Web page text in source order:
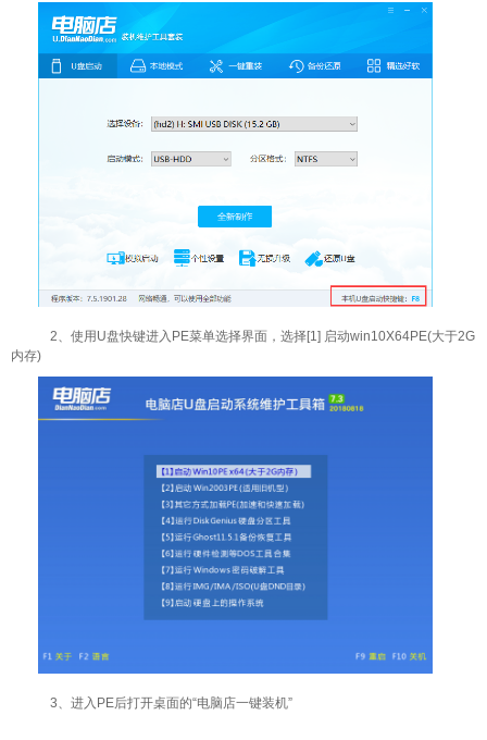
2、使用U盘快键进入PE菜单选择界面，选择[1] 启动win10X64PE(大于2G
内存)
3、进入PE后打开桌面的“电脑店一键装机”